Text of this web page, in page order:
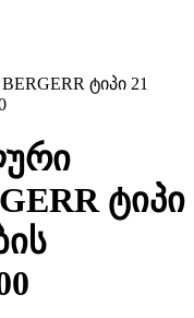
ტიპი 21
ტიპი